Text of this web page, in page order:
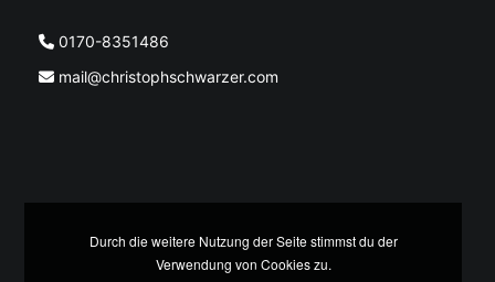
0170-8351486
mail@christophschwarzer.com
Durch die weitere Nutzung der Seite stimmst du der
Verwendung von Cookies zu.